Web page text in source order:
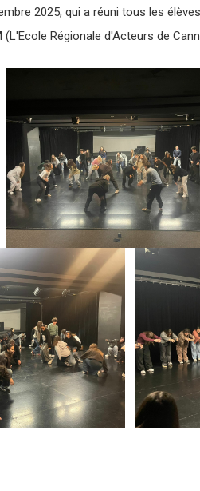
2025, qui a réuni tous les
(L'Ecole Régionale d'Acteurs de